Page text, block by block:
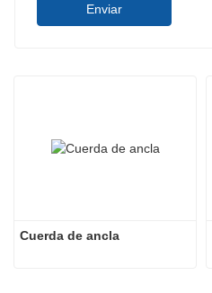
Enviar
Cuerda de ancla